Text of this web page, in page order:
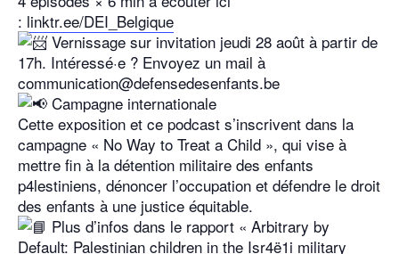
: linktr.ee/DEI_Belgique
Vernissage sur invitation jeudi 28 août à partir de
17h. Intéressé·e ? Envoyez un mail à
communication@defensedesenfants.be
Campagne internationale
Cette exposition et ce podcast s’inscrivent dans la
campagne « No Way to Treat a Child », qui vise à
mettre fin à la détention militaire des enfants
p4lestiniens, dénoncer l’occupation et défendre le droit
des enfants à une justice équitable.
Plus d’infos dans le rapport « Arbitrary by
Default: Palestinian children in the Isr4ë1i military